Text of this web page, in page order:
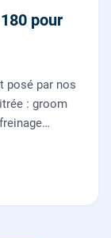
pour
posé par nos
: groom
TTC).